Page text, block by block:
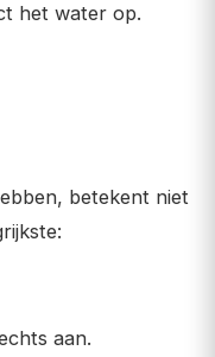
het water op.
betekent niet
aan.